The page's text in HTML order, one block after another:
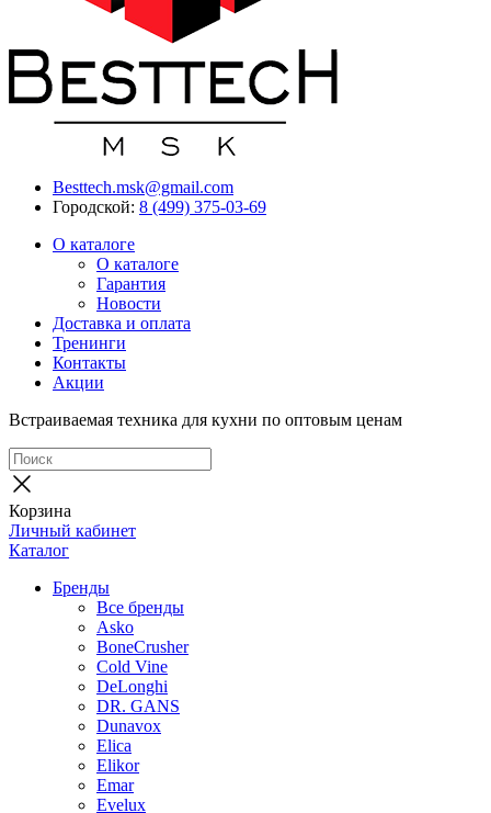
Besttech.msk@gmail.com
Городской: 8 (499) 375-03-69
О каталоге
О каталоге
Гарантия
Новости
Доставка и оплата
Тренинги
Контакты
Акции
Встраиваемая техника для кухни по оптовым ценам
Корзина
Личный кабинет
Каталог
Бренды
Все бренды
Asko
BoneCrusher
Cold Vine
DeLonghi
DR. GANS
Dunavox
Elica
Elikor
Emar
Evelux